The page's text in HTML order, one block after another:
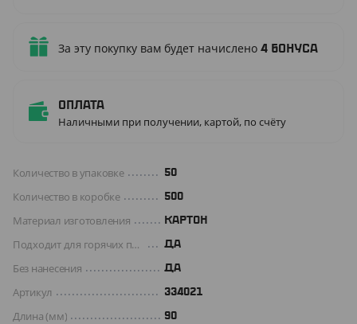
За эту покупку вам будет начислено 4 бонуса
Оплата
Наличными при получении, картой, по счёту
Количество в упаковке 50
Количество в коробке 500
Материал изготовления КАРТОН
Подходит для горячих продуктов ДА
Без нанесения ДА
Артикул 334021
Длина (мм) 90